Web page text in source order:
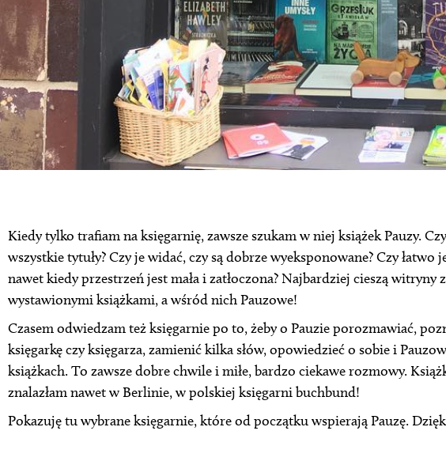
Kiedy tylko trafiam na księgarnię, zawsze szukam w niej książek Pauzy.
wszystkie tytuły? Czy je widać, czy są dobrze wyeksponowane? Czy łatwo
nawet kiedy przestrzeń jest mała i zatłoczona? Najbardziej cieszą witryny
wystawionymi książkami, a wśród nich Pauzowe!
Czasem odwiedzam też księgarnie po to, żeby o Pauzie porozmawiać,
księgarkę czy księgarza, zamienić kilka słów, opowiedzieć o sobie i
książkach. To zawsze dobre chwile i miłe, bardzo ciekawe rozmowy.
znalazłam nawet w Berlinie, w polskiej księgarni buchbund!
Pokazuję tu wybrane księgarnie, które od początku wspierają Pauzę.